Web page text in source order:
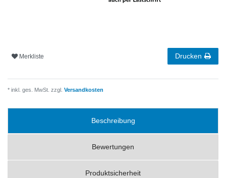
Merkliste Drucken
* inkl. ges. MwSt. zzgl. Versandkosten
Beschreibung
Bewertungen
Produktsicherheit